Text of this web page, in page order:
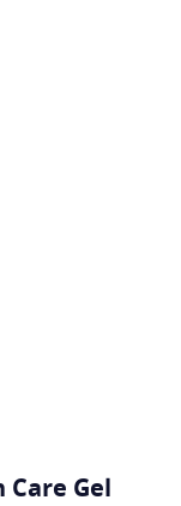
Gel